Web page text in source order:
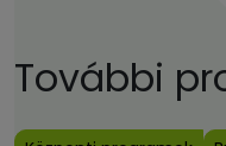
További